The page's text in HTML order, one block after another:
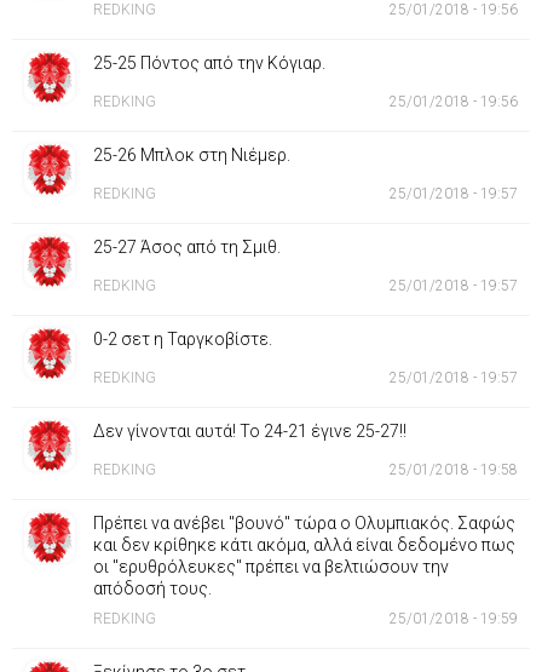
REDKING 25/01/2018 - 19:56
25-25 Πόντος από την Κόγιαρ.
REDKING 25/01/2018 - 19:56
25-26 Μπλοκ στη Νιέμερ.
REDKING 25/01/2018 - 19:57
25-27 Άσος από τη Σμιθ.
REDKING 25/01/2018 - 19:57
0-2 σετ η Ταργκοβίστε.
REDKING 25/01/2018 - 19:57
Δεν γίνονται αυτά! Το 24-21 έγινε 25-27!!
REDKING 25/01/2018 - 19:58
Πρέπει να ανέβει "βουνό" τώρα ο Ολυμπιακός. Σαφώς
και δεν κρίθηκε κάτι ακόμα, αλλά είναι δεδομένο πως
οι "ερυθρόλευκες" πρέπει να βελτιώσουν την
απόδοσή τους.
REDKING 25/01/2018 - 19:59